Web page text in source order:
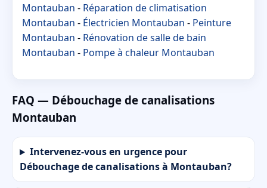
Montauban - Réparation de climatisation
Montauban - Électricien Montauban - Peinture
Montauban - Rénovation de salle de bain
Montauban - Pompe à chaleur Montauban
FAQ — Débouchage de canalisations
Montauban
Intervenez-vous en urgence pour
Débouchage de canalisations à Montauban?